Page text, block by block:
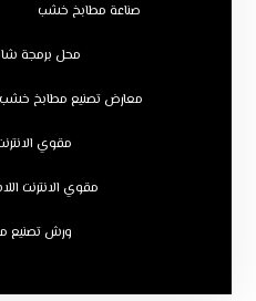
صناعة مطابخ خشب
محل برمجة
معارض تصنيع مطابخ خشب
مقوي
مقوي الانترنت
ورش تصنيع